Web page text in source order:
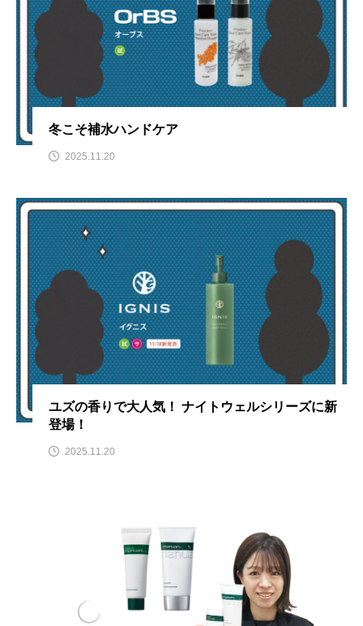
冬こそ補水ハンドケア
2025.11.20
ユズの香りで大人気！ ナイトウェルシリーズに新
登場！
2025.11.20